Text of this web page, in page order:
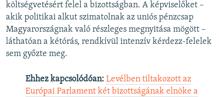
költségvetésért felel a bizottságban. A képviselőket –
akik politikai alkut szimatolnak az uniós pénzcsap
Magyarországnak való részleges megnyitása mögött –
láthatóan a kétórás, rendkívül intenzív kérdezz-felelek
sem győzte meg.
Ehhez kapcsolódóan: Levélben tiltakozott az
Európai Parlament két bizottságának elnöke a